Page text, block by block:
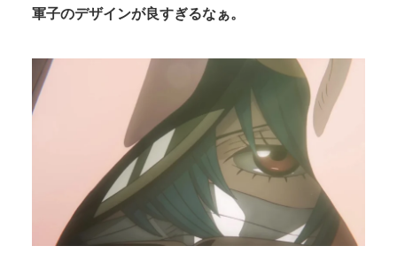
軍子のデザインが良すぎるなぁ。